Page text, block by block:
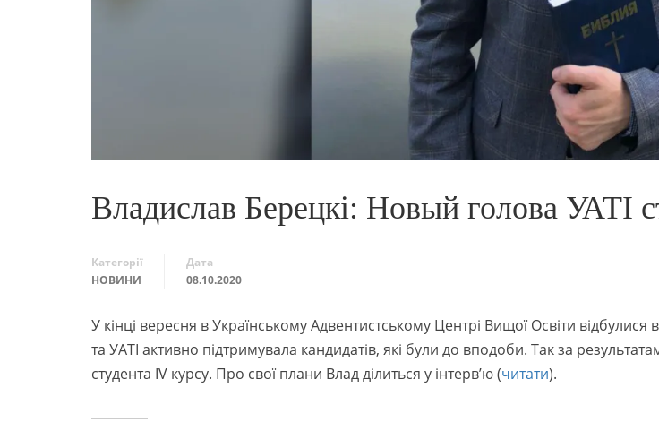
Владислав Берецкі: Новый голова УАТІ
Категорії
НОВИНИ
Дата
08.10.2020
У кінці вересня в Українському Адвентистському Центрі Вищої Освіти
та УАТІ активно підтримувала кандидатів, які були до вподоби. Так за
студента IV курсу. Про свої плани Влад ділиться у інтерв’ю (читати).